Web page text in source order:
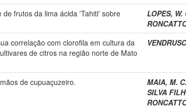
frutos da lima ácida 'Tahiti' sobre
LOPES, W.
correlação com clorofila em cultura da
de citros na região norte de Mato
de cupuaçuzeiro. MAIA, M.
SILVA